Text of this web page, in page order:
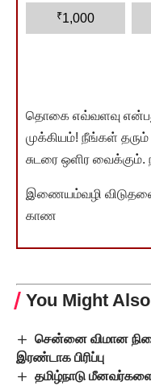
₹1,000
தொகை எவ்வளவு
முக்கியம்! நீங்கள் தரும்
சுடரை ஒளிர வைக்கும்.
இணையம்வழி விடுதலை
காண
You Might
சென்னை விமான
இரண்டாக பிரிப்பு
தமிழ்நாடு